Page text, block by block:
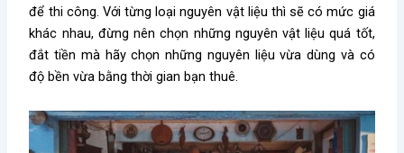
để thi công. Với từng loại nguyên vật liệu thì sẽ có mức giá
khác nhau, đừng nên chọn những nguyên vật liệu quá tốt,
đắt tiền mà hãy chọn những nguyên liệu vừa dùng và có
độ bền vừa bằng thời gian bạn thuê.